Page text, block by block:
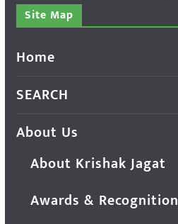
Site Map
Home
SEARCH
About Us
About Krishak Jagat
Awards & Recognition